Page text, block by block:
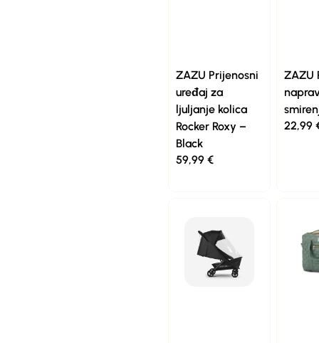
ZAZU Prijenosni
uređaj za
ljuljanje kolica
Rocker Roxy –
Black
59,99 €
ZAZU
22,99